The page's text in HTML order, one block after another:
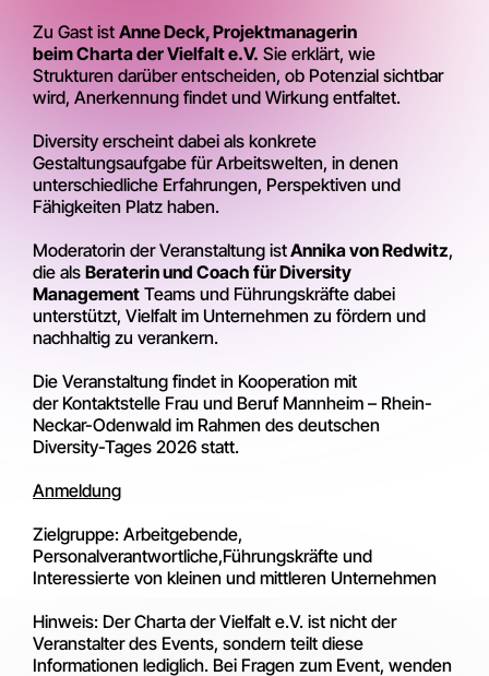
Zu Gast ist Anne Deck, Projektmanagerin
beim Charta der Vielfalt e.V. Sie erklärt, wie
Strukturen darüber entscheiden, ob Potenzial sichtbar
wird, Anerkennung findet und Wirkung entfaltet.
Diversity erscheint dabei als konkrete
Gestaltungsaufgabe für Arbeitswelten, in denen
unterschiedliche Erfahrungen, Perspektiven und
Fähigkeiten Platz haben.
Moderatorin der Veranstaltung istAnnika von Redwitz,
die als Beraterin und Coach für Diversity
Management Teams und Führungskräfte dabei
unterstützt, Vielfalt im Unternehmen zu fördern und
nachhaltig zu verankern.
Die Veranstaltung findet in Kooperation mit
der Kontaktstelle Frau und Beruf Mannheim – Rhein-
Neckar-Odenwald im Rahmen des deutschen
Diversity-Tages 2026 statt.
Anmeldung
Zielgruppe: Arbeitgebende,
Personalverantwortliche,Führungskräfte und
Interessierte von kleinen und mittleren Unternehmen
Hinweis: Der Charta der Vielfalt e.V. ist nicht der
Veranstalter des Events, sondern teilt diese
Informationen lediglich. Bei Fragen zum Event, wenden